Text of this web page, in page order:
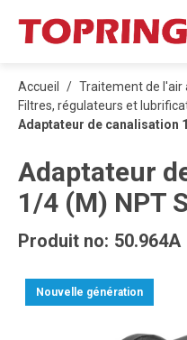
PASSER AU CONTENU
Accueil / Traitement de l'air
Filtres, régulateurs et
Adaptateur de canalisation
Adaptateur
1/4 (M) NPT
Produit no: 50.964A
Nouvelle génération